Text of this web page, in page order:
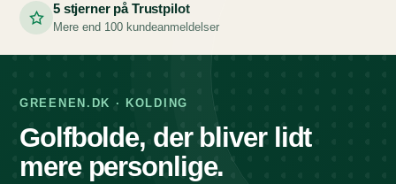
5 stjerner på Trustpilot
Mere end 100 kundeanmeldelser
GREENEN.DK · KOLDING
Golfbolde, der bliver lidt
mere personlige.